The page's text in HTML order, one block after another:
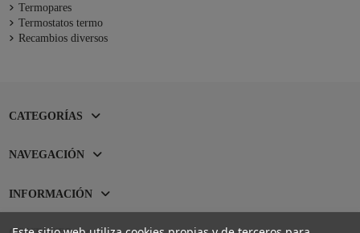
Termopares
Termostatos termo
Recambios diversos
CATEGORÍAS
NAVEGACIÓN
INFORMACIÓN